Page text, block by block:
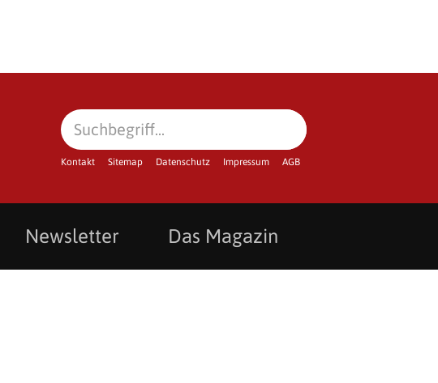
Kontakt Sitemap Datenschutz Impressum AGB
Newsletter Das Magazin